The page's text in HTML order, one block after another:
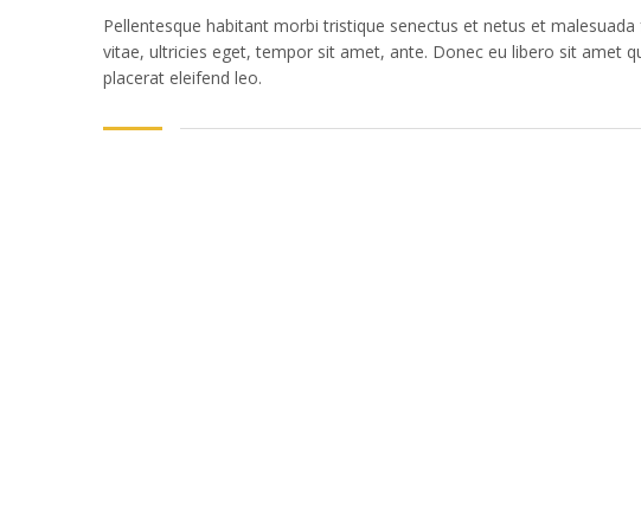
Pellentesque habitant morbi tristique senectus et netus et
vitae, ultricies eget, tempor sit amet, ante. Donec eu libero sit amet
placerat eleifend leo.